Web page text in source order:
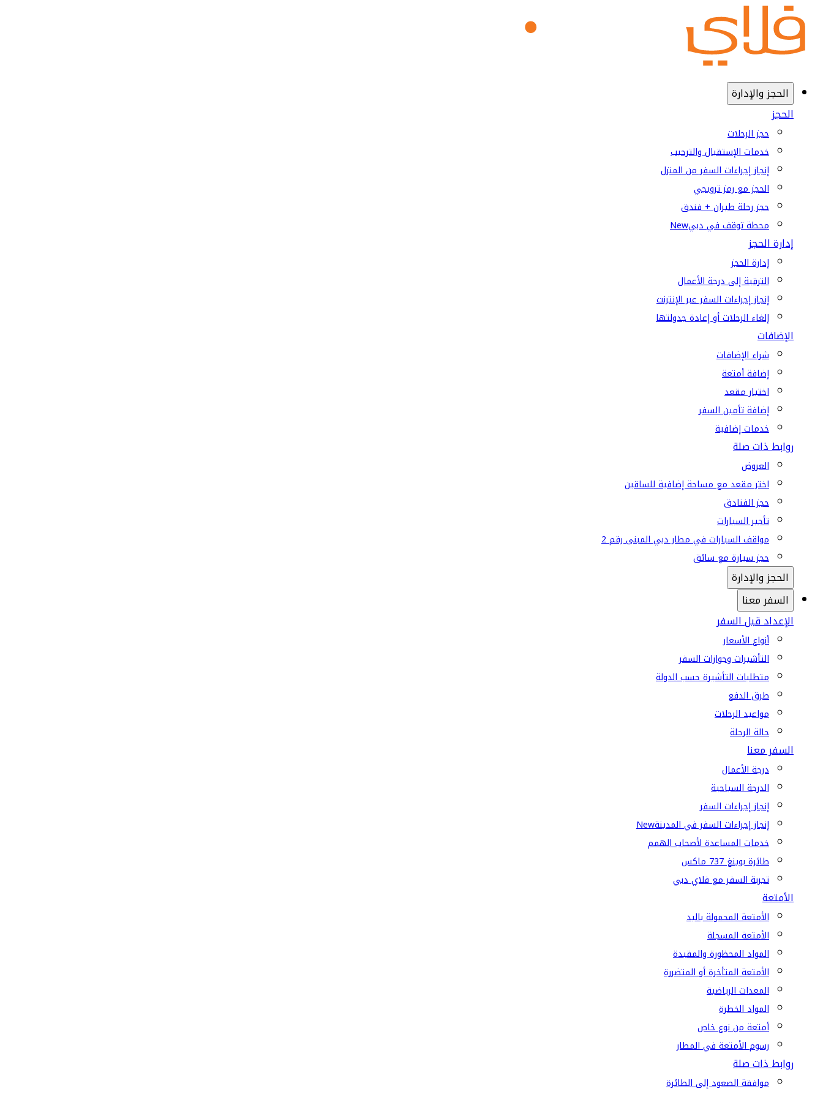
الحجز والإدارة
الحجز
حجز الرحلات
خدمات الإستقبال والترحيب
إنجاز إجراءات السفر من المنزل
الحجز مع رمز ترويجي
حجز رحلة طيران + فندق
محطة توقف في دبيNew
إدارة الحجز
إدارة الحجز
الترقية إلى درجة الأعمال
إنجاز إجراءات السفر عبر الإنترنت
إلغاء الرحلات أو إعادة جدولتها
الإضافات
شراء الإضافات
إضافة أمتعة
اختيار مقعد
إضافة تأمين السفر
خدمات إضافية
روابط ذات صلة
العروض
اختر مقعد مع مساحة إضافية للساقين
حجز الفنادق
تأجير السيارات
مواقف السيارات في مطار دبي المبنى رقم 2
حجز سيارة مع سائق
الحجز والإدارة
السفر معنا
الإعداد قبل السفر
أنواع الأسعار
التأشيرات وجوازات السفر
متطلبات التأشيرة حسب الدولة
طرق الدفع
مواعيد الرحلات
حالة الرحلة
السفر معنا
درجة الأعمال
الدرجة السياحية
إنجاز إجراءات السفر
إنجاز إجراءات السفر في المدينةNew
خدمات المساعدة لأصحاب الهمم
طائرة بوينغ 737 ماكس
تجربة السفر مع فلاي دبي
الأمتعة
الأمتعة المحمولة باليد
الأمتعة المسجلة
المواد المحظورة والمقيدة
الأمتعة المتأخرة أو المتضررة
المعدات الرياضية
المواد الخطرة
أمتعة من نوع خاص
رسوم الأمتعة في المطار
روابط ذات صلة
موافقة الصعود إلى الطائرة